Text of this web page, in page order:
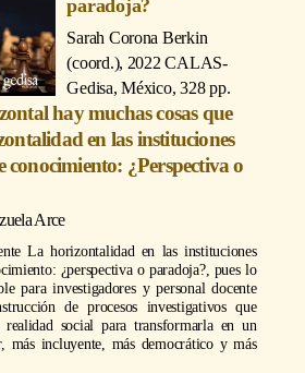
paradoja?
Sarah Corona Berkin
(coord.), 2022 CALAS-
Gedisa, México, 328 pp.
hay muchas cosas que
en las instituciones
conocimiento: ¿Perspectiva o
Arce
La horizontalidad en las instituciones
¿perspectiva o paradoja?, pues lo
para investigadores y personal docente
de procesos investigativos que
social para transformarla en un
incluyente, más democrático y más